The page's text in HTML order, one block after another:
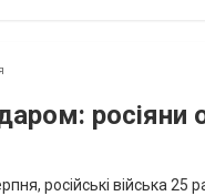
росіяни
російські війська 25